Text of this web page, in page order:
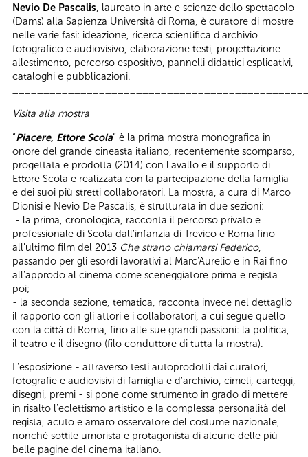
Nevio De Pascalis, laureato in arte e scienze dello spettacolo
(Dams) alla Sapienza Università di Roma, è curatore di mostre
nelle varie fasi: ideazione, ricerca scientifica d'archivio
fotografico e audiovisivo, elaborazione testi, progettazione
allestimento, percorso espositivo, pannelli didattici esplicativi,
cataloghi e pubblicazioni.
Visita alla mostra
“Piacere, Ettore Scola” è la prima mostra monografica in
onore del grande cineasta italiano, recentemente scomparso,
progettata e prodotta (2014) con l'avallo e il supporto di
Ettore Scola e realizzata con la partecipazione della famiglia
e dei suoi più stretti collaboratori. La mostra, a cura di Marco
Dionisi e Nevio De Pascalis, è strutturata in due sezioni:
- la prima, cronologica, racconta il percorso privato e
professionale di Scola dall'infanzia di Trevico e Roma fino
all'ultimo film del 2013 Che strano chiamarsi Federico,
passando per gli esordi lavorativi al Marc'Aurelio e in Rai fino
all'approdo al cinema come sceneggiatore prima e regista
poi;
- la seconda sezione, tematica, racconta invece nel dettaglio
il rapporto con gli attori e i collaboratori, a cui segue quello
con la città di Roma, fino alle sue grandi passioni: la politica,
il teatro e il disegno (filo conduttore di tutta la mostra).
L'esposizione - attraverso testi autoprodotti dai curatori,
fotografie e audiovisivi di famiglia e d'archivio, cimeli, carteggi,
disegni, premi - si pone come strumento in grado di mettere
in risalto l'eclettismo artistico e la complessa personalità del
regista, acuto e amaro osservatore del costume nazionale,
nonché sottile umorista e protagonista di alcune delle più
belle pagine del cinema italiano.